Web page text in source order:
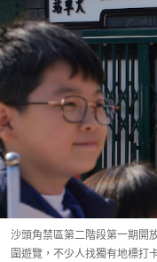
沙頭角禁區第二階段第一期開
圍遊覽，不少人找獨有地標打